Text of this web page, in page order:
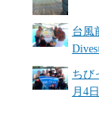
台風
ちび
月4日